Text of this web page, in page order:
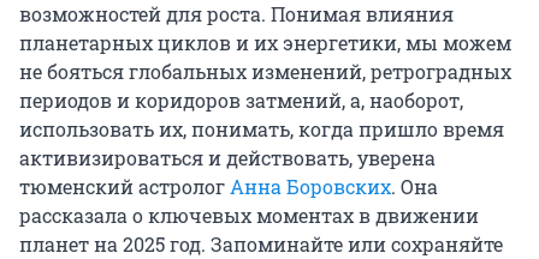
возможностей для роста. Понимая влияния
планетарных циклов и их энергетики, мы можем
не бояться глобальных изменений, ретроградных
периодов и коридоров затмений, а, наоборот,
использовать их, понимать, когда пришло время
активизироваться и действовать, уверена
тюменский астрологАнна Боровских. Она
рассказала о ключевых моментах в движении
планет на 2025 год. Запоминайте или сохраняйте